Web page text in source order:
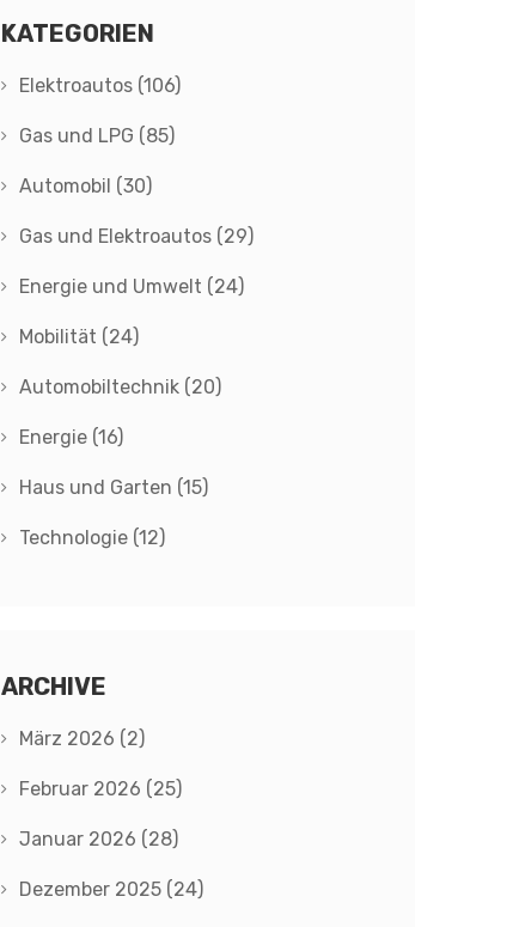
KATEGORIEN
Elektroautos (106)
Gas und LPG (85)
Automobil (30)
Gas und Elektroautos (29)
Energie und Umwelt (24)
Mobilität (24)
Automobiltechnik (20)
Energie (16)
Haus und Garten (15)
Technologie (12)
ARCHIVE
März 2026 (2)
Februar 2026 (25)
Januar 2026 (28)
Dezember 2025 (24)